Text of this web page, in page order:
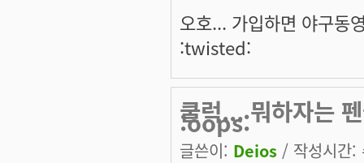
오호... 가입하면 야구동
:twisted:
쿨럭... 뭐하자는
:oops:
글쓴이: Deios / 작성시간